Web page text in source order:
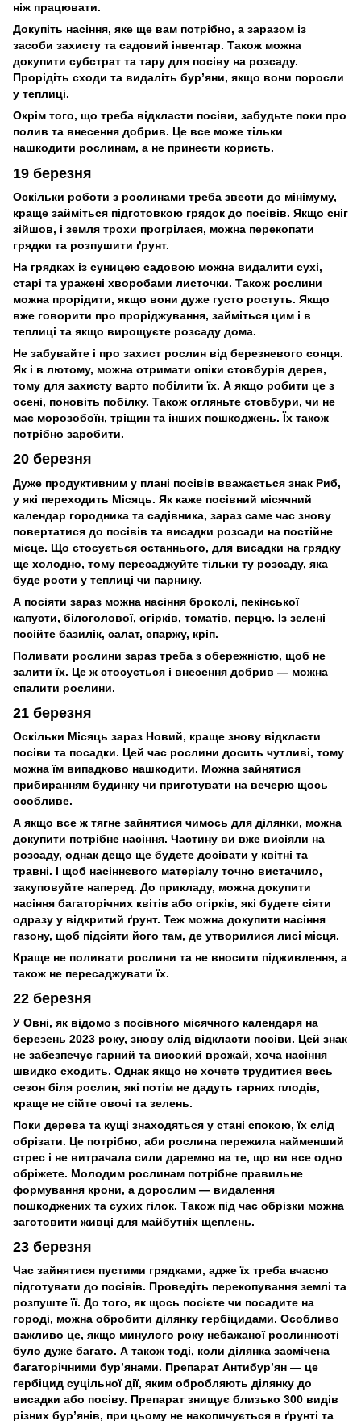
ніж працювати.
Докупіть насіння, яке ще вам потрібно, а заразом із
засоби захисту та садовий інвентар. Також можна
докупити субстрат та тару для посіву на розсаду.
Прорідіть сходи та видаліть бур’яни, якщо вони поросли
у теплиці.
Окрім того, що треба відкласти посіви, забудьте поки про
полив та внесення добрив. Це все може тільки
нашкодити рослинам, а не принести користь.
19 березня
Оскільки роботи з рослинами треба звести до мінімуму,
краще займіться підготовкою грядок до посівів. Якщо сніг
зійшов, і земля трохи прогрілася, можна перекопати
грядки та розпушити ґрунт.
На грядках із суницею садовою можна видалити сухі,
старі та уражені хворобами листочки. Також рослини
можна прорідити, якщо вони дуже густо ростуть. Якщо
вже говорити про проріджування, займіться цим і в
теплиці та якщо вирощуєте розсаду дома.
Не забувайте і про захист рослин від березневого сонця.
Як і в лютому, можна отримати опіки стовбурів дерев,
тому для захисту варто побілити їх. А якщо робити це з
осені, поновіть побілку. Також огляньте стовбури, чи не
має морозобоїн, тріщин та інших пошкоджень. Їх також
потрібно заробити.
20 березня
Дуже продуктивним у плані посівів вважається знак Риб,
у які переходить Місяць. Як каже посівний місячний
календар городника та садівника, зараз саме час знову
повертатися до посівів та висадки розсади на постійне
місце. Що стосується останнього, для висадки на грядку
ще холодно, тому пересаджуйте тільки ту розсаду, яка
буде рости у теплиці чи парнику.
А посіяти зараз можна насіння броколі, пекінської
капусти, білоголової, огірків, томатів, перцю. Із зелені
посійте базилік, салат, спаржу, кріп.
Поливати рослини зараз треба з обережністю, щоб не
залити їх. Це ж стосується і внесення добрив — можна
спалити рослини.
21 березня
Оскільки Місяць зараз Новий, краще знову відкласти
посіви та посадки. Цей час рослини досить чутливі, тому
можна їм випадково нашкодити. Можна зайнятися
прибиранням будинку чи приготувати на вечерю щось
особливе.
А якщо все ж тягне зайнятися чимось для ділянки, можна
докупити потрібне насіння. Частину ви вже висіяли на
розсаду, однак дещо ще будете досівати у квітні та
травні. І щоб насіннєвого матеріалу точно вистачило,
закуповуйте наперед. До прикладу, можна докупити
насіння багаторічних квітів або огірків, які будете сіяти
одразу у відкритий ґрунт. Теж можна докупити насіння
газону, щоб підсіяти його там, де утворилися лисі місця.
Краще не поливати рослини та не вносити підживлення, а
також не пересаджувати їх.
22 березня
У Овні, як відомо з посівного місячного календаря на
березень 2023 року, знову слід відкласти посіви. Цей знак
не забезпечує гарний та високий врожай, хоча насіння
швидко сходить. Однак якщо не хочете трудитися весь
сезон біля рослин, які потім не дадуть гарних плодів,
краще не сійте овочі та зелень.
Поки дерева та кущі знаходяться у стані спокою, їх слід
обрізати. Це потрібно, аби рослина пережила найменший
стрес і не витрачала сили даремно на те, що ви все одно
обріжете. Молодим рослинам потрібне правильне
формування крони, а дорослим — видалення
пошкоджених та сухих гілок. Також під час обрізки можна
заготовити живці для майбутніх щеплень.
23 березня
Час зайнятися пустими грядками, адже їх треба вчасно
підготувати до посівів. Проведіть перекопування землі та
розпуште її. До того, як щось посієте чи посадите на
городі, можна обробити ділянку гербіцидами. Особливо
важливо це, якщо минулого року небажаної рослинності
було дуже багато. А також тоді, коли ділянка засмічена
багаторічними бур’янами. Препарат Антибур’ян — це
гербіцид суцільної дії, яким обробляють ділянку до
висадки або посіву. Препарат знищує близько 300 видів
різних бур’янів, при цьому не накопичується в ґрунті та